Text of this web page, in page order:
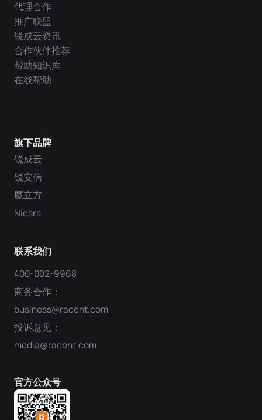
旗下品牌
锐成云
锐安信
魔立方
Nicsrs
联系我们
400-002-9968
商务合作：
business@racent.com
投诉意见：
media@racent.com
官方公众号
代理合作
推广联盟
锐成云资讯
合作伙伴推荐
帮助知识库
在线帮助